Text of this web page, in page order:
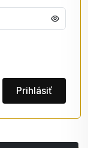
Prihlásiť